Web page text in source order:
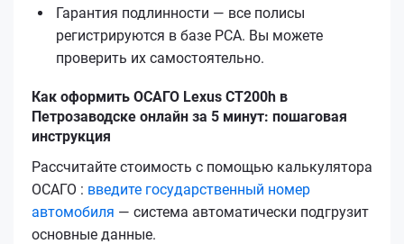
Гарантия подлинности — все полисы
регистрируются в базе РСА. Вы можете
проверить их самостоятельно.
Как оформить ОСАГО Lexus CT200h в
Петрозаводске онлайн за 5 минут: пошаговая
инструкция
Рассчитайте стоимость с помощью калькулятора
ОСАГО : введите государственный номер
автомобиля — система автоматически подгрузит
основные данные.